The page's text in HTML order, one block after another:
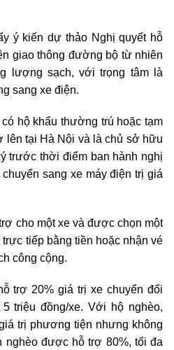
ý kiến dự thảo Nghị quyết hỗ
giao thông đường bộ từ nhiên
lượng sạch, với trọng tâm là
sang xe điện.
hộ khẩu thường trú hoặc tạm
lên tại Hà Nội và là chủ sở hữu
trước thời điểm ban hành nghị
sang xe máy điện trị giá
cho một xe và được chọn một
tiếp bằng tiền hoặc nhận vé
công cộng.
trợ 20% giá trị xe chuyển đổi
triệu đồng/xe. Với hộ nghèo,
trị phương tiện nhưng không
nghèo được hỗ trợ 80%, tối đa